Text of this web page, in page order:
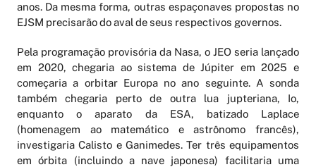
anos. Da mesma forma, outras espaçonaves propostas no
EJSM precisarão do aval de seus respectivos governos.
Pela programação provisória da Nasa, o JEO seria lançado
em 2020, chegaria ao sistema de Júpiter em 2025 e
começaria a orbitar Europa no ano seguinte. A sonda
também chegaria perto de outra lua jupteriana, Io,
enquanto o aparato da ESA, batizado Laplace
(homenagem ao matemático e astrônomo francês),
investigaria Calisto e Ganimedes. Ter três equipamentos
em órbita (incluindo a nave japonesa) facilitaria uma